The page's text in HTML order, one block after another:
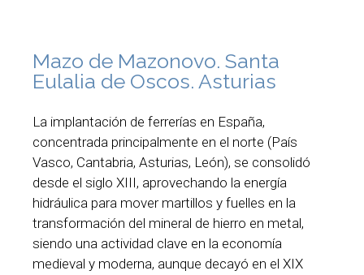
Mazo de Mazonovo. Santa
Eulalia de Oscos. Asturias
La implantación de ferrerías en España,
concentrada principalmente en el norte (País
Vasco, Cantabria, Asturias, León), se consolidó
desde el siglo XIII, aprovechando la energía
hidráulica para mover martillos y fuelles en la
transformación del mineral de hierro en metal,
siendo una actividad clave en la economía
medieval y moderna, aunque decayó en el XIX